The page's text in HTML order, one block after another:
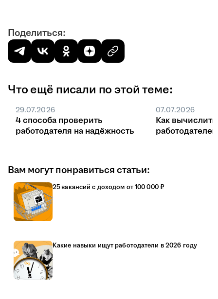
Поделиться:
Что ещё писали по этой теме:
29.07.2026
4 способа проверить
работодателя на надёжность
07.07.2026
Как вычислить
Вам могут понравиться статьи:
25 вакансий с доходом от 100 000 ₽
Какие навыки ищут работодатели в 2026 году